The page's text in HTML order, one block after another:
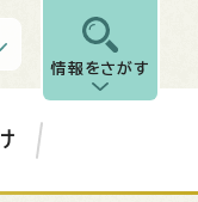
情報をさがす